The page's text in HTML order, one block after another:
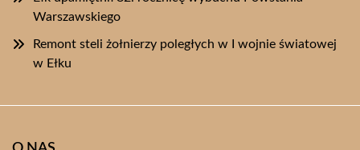
Warszawskiego
Remont steli żołnierzy poległych w I wojnie światowej
w Ełku